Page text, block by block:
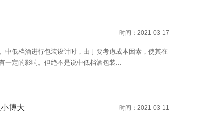
时间：2021-03-17
低档酒进行包装设计时，由于要考虑成本因素，使其在
一定的影响。但绝不是说中低档酒包装...
时间：2021-03-11
博大